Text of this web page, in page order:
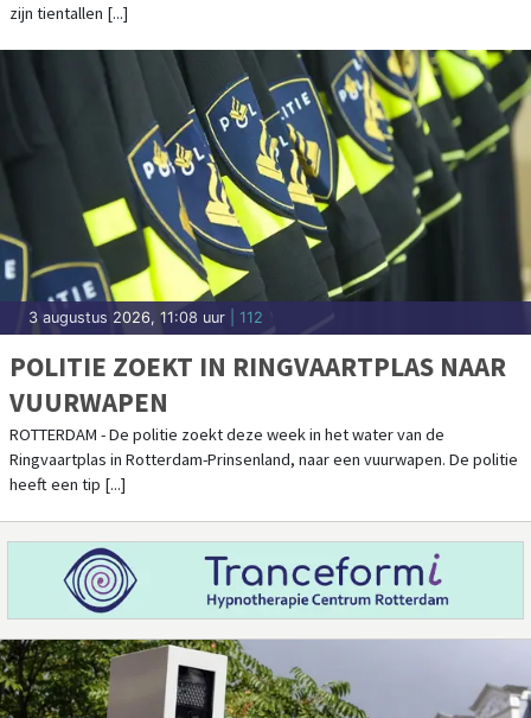
zijn tientallen [...]
3 augustus 2026, 11:08 uur | 112
POLITIE ZOEKT IN RINGVAARTPLAS NAAR
VUURWAPEN
ROTTERDAM - De politie zoekt deze week in het water van de
Ringvaartplas in Rotterdam-Prinsenland, naar een vuurwapen. De politie
heeft een tip [...]